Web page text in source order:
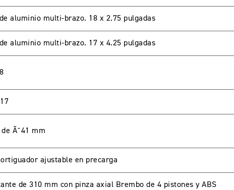
aluminio multi-brazo. 18 x 2.75 pulgadas
aluminio multi-brazo. 17 x 4.25 pulgadas
Ã˜41 mm
ajustable en precarga
de 310 mm con pinza axial Brembo de 4 pistones y ABS
INICIAR NUEVA CUENTA
Recuperar contraseña